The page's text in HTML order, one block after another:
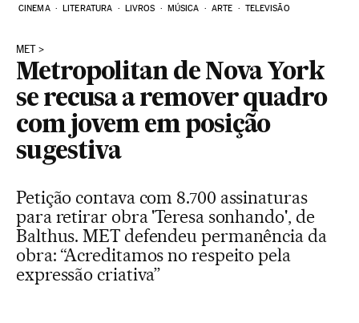
CINEMA LITERATURA LIVROS MÚSICA ARTE TELEVISÃO
MET
Metropolitan de Nova York
se recusa a remover quadro
com jovem em posição
sugestiva
Petição contava com 8.700 assinaturas
para retirar obra 'Teresa sonhando', de
Balthus. MET defendeu permanência da
obra: “Acreditamos no respeito pela
expressão criativa”